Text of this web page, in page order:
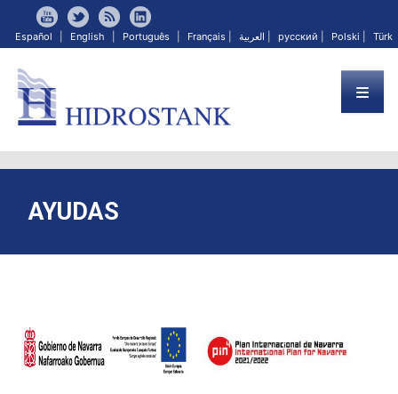
Español English Português Français العربية русский Polski Türk
AYUDAS